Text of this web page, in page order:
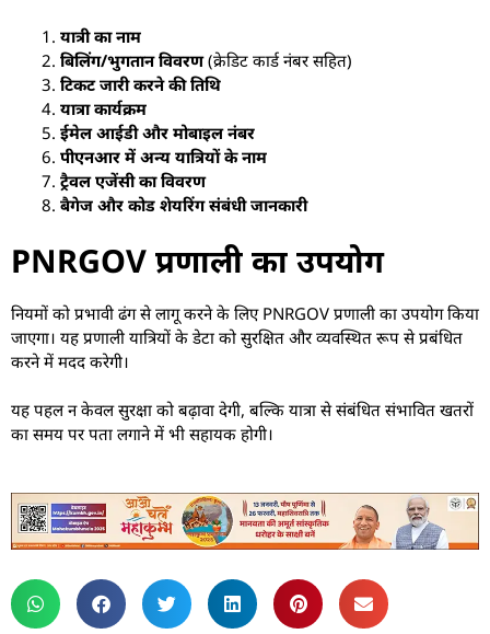
यात्री का नाम
बिलिंग/भुगतान विवरण(क्रेडिट कार्ड नंबर सहित)
टिकट जारी करने की तिथि
यात्रा कार्यक्रम
ईमेल आईडी और मोबाइल नंबर
पीएनआर में अन्य यात्रियों के नाम
ट्रैवल एजेंसी का विवरण
बैगेज और कोड शेयरिंग संबंधी जानकारी
PNRGOV प्रणाली का उपयोग
नियमों को प्रभावी ढंग से लागू करने के लिए PNRGOV प्रणाली का उपयोग किया
जाएगा। यह प्रणाली यात्रियों के डेटा को सुरक्षित और व्यवस्थित रूप से प्रबंधित
करने में मदद करेगी।
यह पहल न केवल सुरक्षा को बढ़ावा देगी, बल्कि यात्रा से संबंधित संभावित खतरों
का समय पर पता लगाने में भी सहायक होगी।